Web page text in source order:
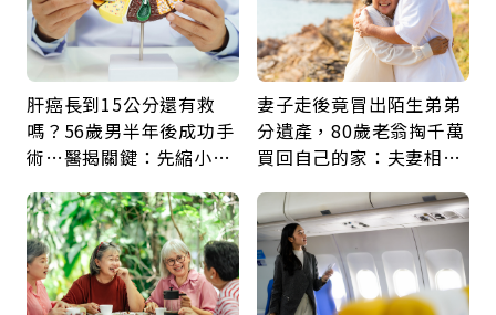
肝癌長到15公分還有救
嗎？56歲男半年後成功手
術…醫揭關鍵：先縮小腫
妻子走後竟冒出陌生弟弟
分遺產，80歲老翁掏千萬
買回自己的家：夫妻相守